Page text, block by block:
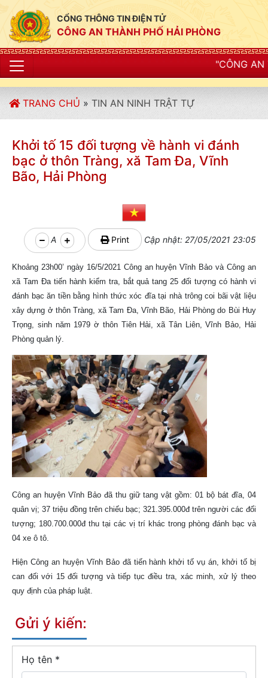
CỔNG THÔNG TIN ĐIỆN TỬ
CÔNG AN THÀNH PHỐ HẢI PHÒNG
"CÔNG AN THÀNH PHỐ
TRANG CHỦ » TIN AN NINH TRẬT TỰ
Khởi tố 15 đối tượng về hành vi đánh
bạc ở thôn Tràng, xă Tam Đa, Vĩnh
Bão, Hải Phòng
A Print Cập nhật: 27/05/2021 23:05
Khoảng 23h00’ ngày 16/5/2021 Công an huyện Vĩnh Bảo và Công an
xã Tam Đa tiến hành kiểm tra, bắt quả tang 25 đối tượng có hành vi
đánh bạc ăn tiền bằng hình thức xóc đĩa tại nhà trông coi bãi vật liệu
xây dựng ở thôn Tràng, xă Tam Đa, Vĩnh Bão, Hải Phòng do Bùi Huy
Trọng, sinh năm 1979 ờ thôn Tiên Hải, xã Tân Liên, Vĩnh Bảo, Hải
Phòng quản lý.
Công an huyện Vĩnh Bảo đã thu giữ tang vật gồm: 01 bộ bát đĩa, 04
quân vị; 37 triệu đồng trên chiếu bạc; 321.395.000đ trên người các đối
tượng; 180.700.000đ thu tại các vị trí khác trong phòng đánh bạc và
04 xe ô tô.
Hiện Công an huyện Vĩnh Bảo đã tiến hành khởi tố vụ án, khởi tố bị
can đối với 15 đối tượng và tiếp tục điều tra, xác minh, xử lý theo
quy định của pháp luật.
Gửi ý kiến:
Họ tên *